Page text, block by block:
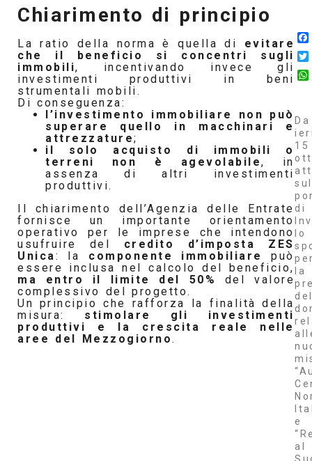
Chiarimento di principio
La ratio della norma è quella di evitare
che il beneficio si concentri sugli
immobili, incentivando invece gli
investimenti produttivi in beni
strumentali mobili.
Di conseguenza:
l’investimento immobiliare non può
superare quello in macchinari e
attrezzature;
il solo acquisto di immobili o
terreni non è agevolabile, in
assenza di altri investimenti
produttivi.
Il chiarimento dell’Agenzia delle Entrate
fornisce un importante orientamento
operativo per le imprese che intendono
usufruire del credito d’imposta ZES
Unica: la componente immobiliare
può
essere inclusa nel calcolo del beneficio,
ma entro il limite del 50%
del valore
complessivo del progetto.
Un principio che rafforza la finalità della
misura: stimolare gli investimenti
produttivi e la crescita reale nelle
aree del Mezzogiorno.
Da
15
sul
di
lo
la
e
al